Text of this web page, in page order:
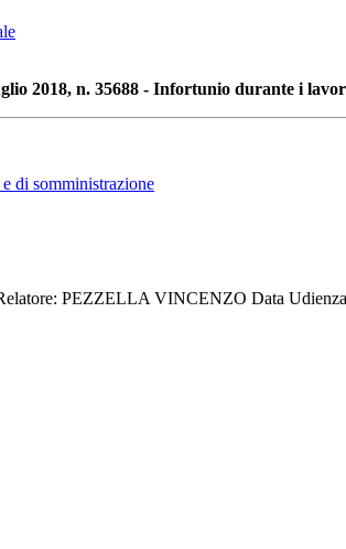
2018, n. 35688 - Infortunio durante i
di somministrazione
PEZZELLA VINCENZO Data